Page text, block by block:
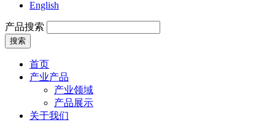
English
产品搜索
首页
产业产品
产业领域
产品展示
关于我们